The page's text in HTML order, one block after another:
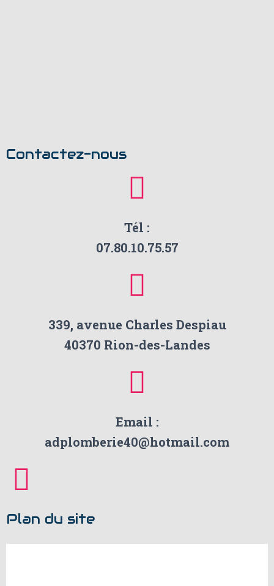
Contactez-nous
Tél :
07.80.10.75.57
339, avenue Charles Despiau
40370 Rion-des-Landes
Email :
adplomberie40@hotmail.com
Plan du site